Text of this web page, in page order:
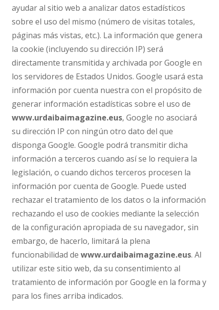
ayudar al sitio web a analizar datos estadísticos
sobre el uso del mismo (número de visitas totales,
páginas más vistas, etc.). La información que genera
la cookie (incluyendo su dirección IP) será
directamente transmitida y archivada por Google en
los servidores de Estados Unidos. Google usará esta
información por cuenta nuestra con el propósito de
generar información estadísticas sobre el uso de
www.urdaibaimagazine.eus, Google no asociará
su dirección IP con ningún otro dato del que
disponga Google. Google podrá transmitir dicha
información a terceros cuando así se lo requiera la
legislación, o cuando dichos terceros procesen la
información por cuenta de Google. Puede usted
rechazar el tratamiento de los datos o la información
rechazando el uso de cookies mediante la selección
de la configuración apropiada de su navegador, sin
embargo, de hacerlo, limitará la plena
funcionabilidad de www.urdaibaimagazine.eus. Al
utilizar este sitio web, da su consentimiento al
tratamiento de información por Google en la forma y
para los fines arriba indicados.